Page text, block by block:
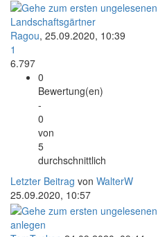
Landschaftsgärtner
Ragou, 25.09.2020, 10:39
1
6.797
0
Bewertung(en)
-
0
von
5
durchschnittlich
Letzter Beitrag von WalterW
25.09.2020, 10:57
anlegen